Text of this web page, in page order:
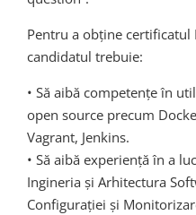
Pentru a obține certificatul
candidatul trebuie:
• Să aibă competențe în
open source precum
Vagrant, Jenkins.
• Să aibă experiență în a
Ingineria și Arhitectura
Configurației și